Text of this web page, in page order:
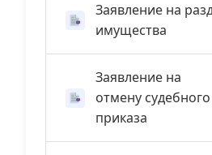
Заявление на
имущества
Заявление на
отмену судебного
приказа